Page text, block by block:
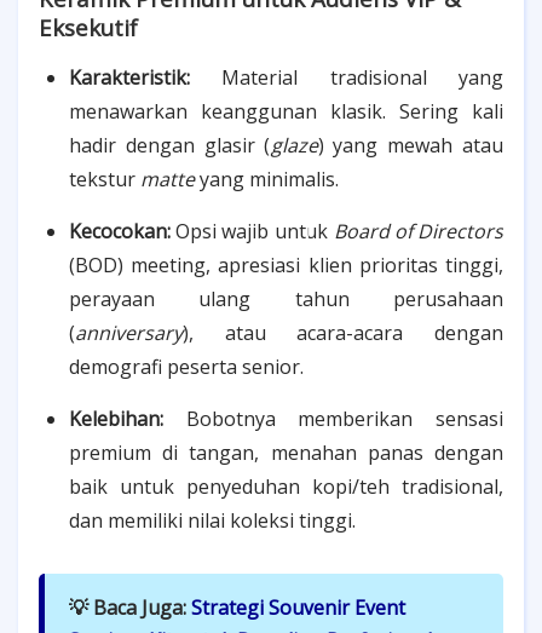
Eksekutif
Karakteristik: Material tradisional yang
menawarkan keanggunan klasik. Sering kali
hadir dengan glasir (glaze) yang mewah atau
tekstur matteyang minimalis.
Kecocokan:Opsi wajib untuk Board of Directors
(BOD) meeting, apresiasi klien prioritas tinggi,
perayaan ulang tahun perusahaan
(anniversary), atau acara-acara dengan
demografi peserta senior.
Kelebihan: Bobotnya memberikan sensasi
premium di tangan, menahan panas dengan
baik untuk penyeduhan kopi/teh tradisional,
dan memiliki nilai koleksi tinggi.
💡 Baca Juga:Strategi Souvenir Event